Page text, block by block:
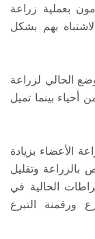
بعملية زراعة
بهم بشكل
الحالي لزراعة
بينما تميل
الأعضاء بزيادة
بالزراعة وتقليل
الحالية في
ورقمنة التبرع